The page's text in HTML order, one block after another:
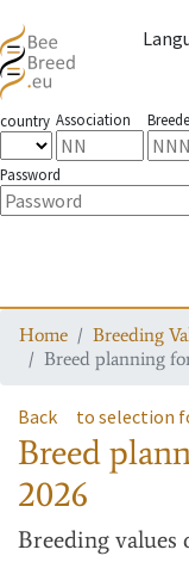
country Association
Password
Home
Breeding
Breed planning
Back to selection
Breed
2026
Breeding values